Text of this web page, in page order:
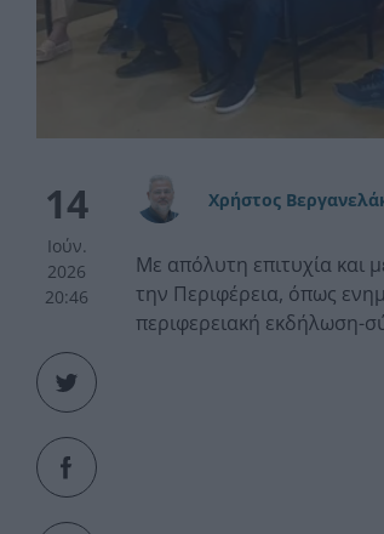
14
Ιούν.
2026
20:46
Χρήστος
Με απόλυτη επιτυχία και
την Περιφέρεια, όπως
περιφερειακή εκδήλωση-